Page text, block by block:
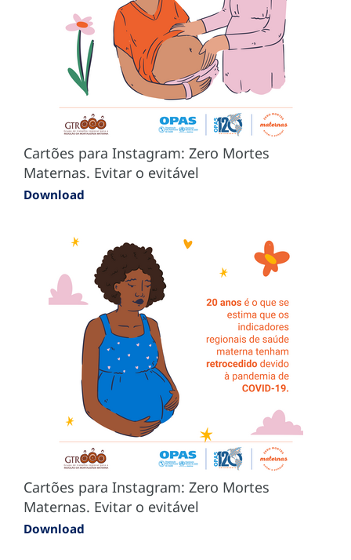
Cartões para Instagram: Zero Mortes
Maternas. Evitar o evitável
Download
Cartões para Instagram: Zero Mortes
Maternas. Evitar o evitável
Download